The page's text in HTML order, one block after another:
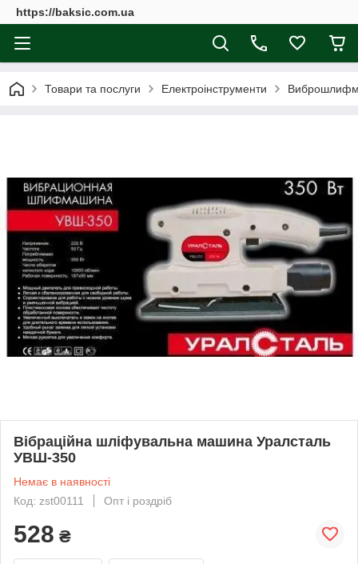
https://baksic.com.ua
Товари та послуги Електроінструменти
Вібраційна шліфувальна машина Уралсталь
УВШ-350
Немає в наявності
Код: zst00111
Опт і роздріб
528 ₴